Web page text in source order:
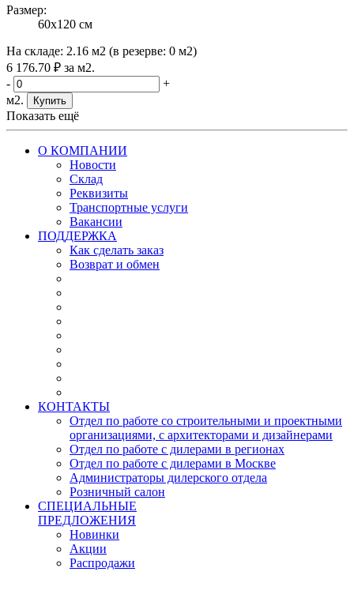
Размер:
60x120 см
На складе: 2.16 м2 (в резерве: 0 м2)
6 176.70 ₽ за м2.
-
+
м2.
Купить
Показать ещё
О КОМПАНИИ
Новости
Склад
Реквизиты
Транспортные услуги
Вакансии
ПОДДЕРЖКА
Как сделать заказ
Возврат и обмен
КОНТАКТЫ
Отдел по работе со строительными и проектными
организациями, с архитекторами и дизайнерами
Отдел по работе с дилерами в регионах
Отдел по работе с дилерами в Москве
Администраторы дилерского отдела
Розничный салон
СПЕЦИАЛЬНЫЕ
ПРЕДЛОЖЕНИЯ
Новинки
Акции
Распродажи